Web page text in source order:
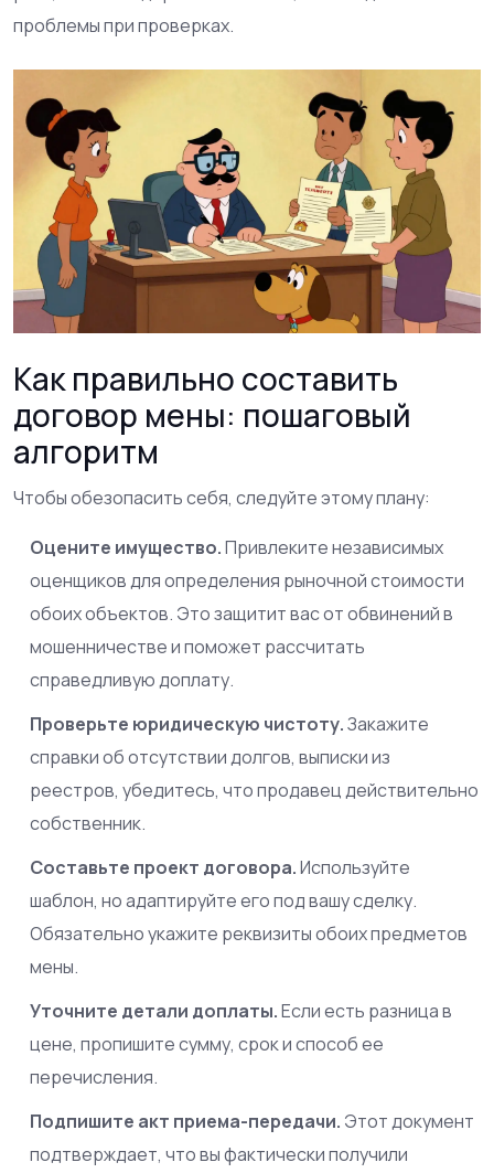
проблемы при проверках.
Как правильно составить
договор мены: пошаговый
алгоритм
Чтобы обезопасить себя, следуйте этому плану:
Оцените имущество.Привлеките независимых
оценщиков для определения рыночной стоимости
обоих объектов. Это защитит вас от обвинений в
мошенничестве и поможет рассчитать
справедливую доплату.
Проверьте юридическую чистоту.Закажите
справки об отсутствии долгов, выписки из
реестров, убедитесь, что продавец действительно
собственник.
Составьте проект договора.Используйте
шаблон, но адаптируйте его под вашу сделку.
Обязательно укажите реквизиты обоих предметов
мены.
Уточните детали доплаты.Если есть разница в
цене, пропишите сумму, срок и способ ее
перечисления.
Подпишите акт приема-передачи. Этот документ
подтверждает, что вы фактически получили